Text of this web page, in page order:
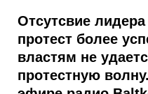
Отсутсвие
протест более
властям не
протестную